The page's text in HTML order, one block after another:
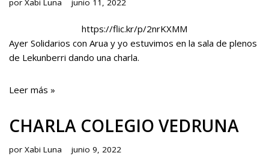
por Xabi Luna junio 11, 2022
https://flic.kr/p/2nrKXMM
Ayer Solidarios con Arua y yo estuvimos en la sala de plenos
de Lekunberri dando una charla.
Leer más »
CHARLA COLEGIO VEDRUNA
por Xabi Luna junio 9, 2022